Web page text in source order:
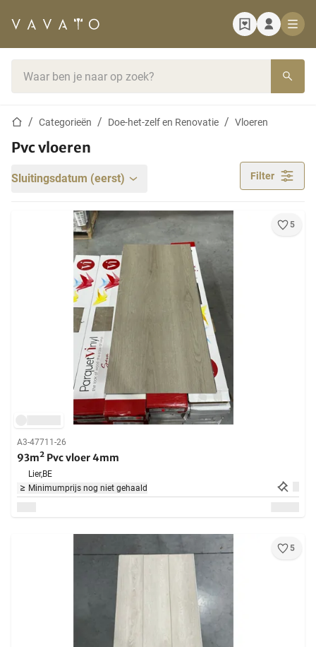
StartpaginaCategorieën Doe-het-zelf en Renovatie Vloeren
Pvc vloeren
Sluitingsdatum (eerst) Filter
5
A3-47711-26
93m² Pvc vloer 4mm
Lier,BE
Minimumprijs nog niet gehaald
5